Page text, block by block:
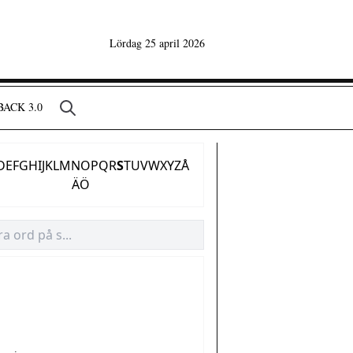
Lördag 25 april 2026
3.0
EFGHIJKLMNOPQRSTUVWXYZÅ
ÄÖ